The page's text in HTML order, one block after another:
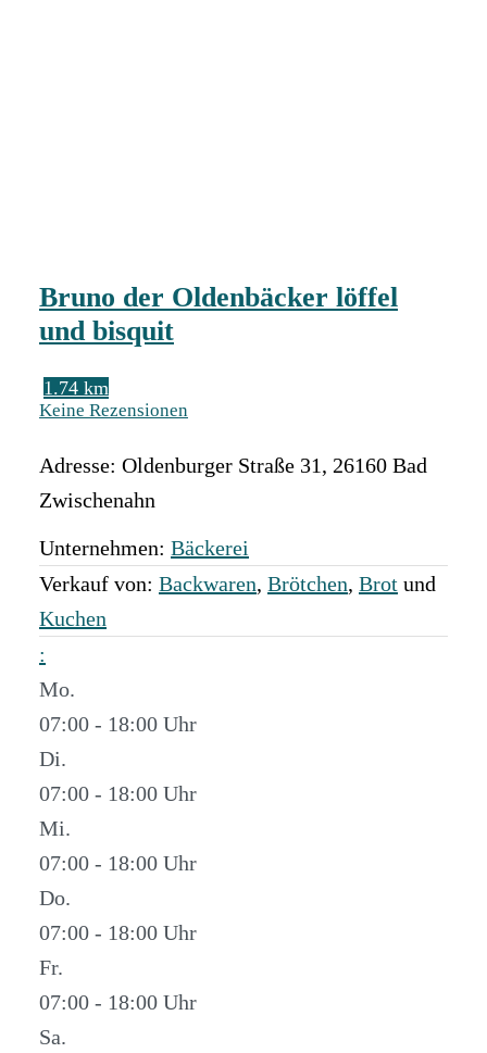
Bruno der Oldenbäcker löffel
und bisquit
1.74 km
Keine Rezensionen
Adresse: Oldenburger Straße 31, 26160 Bad
Zwischenahn
Unternehmen: Bäckerei
Verkauf von: Backwaren, Brötchen, Brot und
Kuchen
:
Mo.
07:00 - 18:00
Di.
07:00 - 18:00
Mi.
07:00 - 18:00
Do.
07:00 - 18:00
Fr.
07:00 - 18:00
Sa.